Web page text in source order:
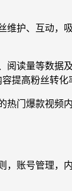
维护、互动，
阅读量等数据
提高粉丝转化
热门 爆款视频
，账号管理，